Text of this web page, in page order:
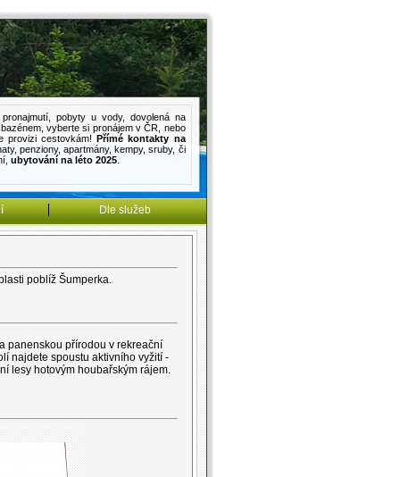
, pobyty u vody, dovolená na
, vyberte si pronájem v ČR, nebo
provizi cestovkám!Přímé kontakty na
, penziony,apartmány,kempy,sruby, či
, ubytování na léto 2025.
Dle služeb
poblíž Šumperka.
panenskou přírodou v rekreační
najdete spoustu aktivního vyžití -
lesy hotovým houbařským rájem.